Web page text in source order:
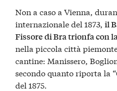
Non a caso a Vienna,
internazionale del 1873,il
Fissore di Bra trionfa con
nella piccola città
cantine: Manissero,
secondo quanto riporta la
del 1875.